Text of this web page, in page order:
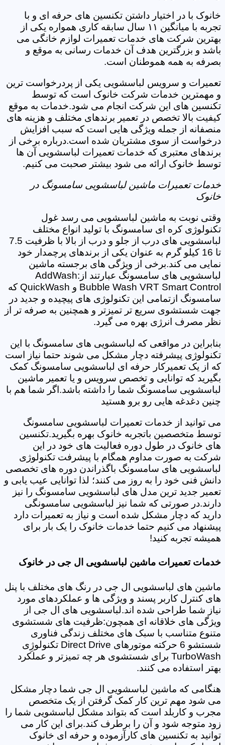
خانوک با در اختیار داشتن تکنسین های حرفه ای و با
تجربه با میانگین ۱۱ سال سابقه کاری همواره یکی از
بهترین شرکت های خدمات تعمیرات لوازم خانگی می
باشد و بزرگترین هدف آن خدمات رسانی به موقع و
بصرفه به همه هموطنان است.
تعمیرات و سرویس لباسشویی یکی از پردرخواست ترین
و مهمترین خدمات شرکت خانوک است که توسط
تکنسین های این شرکت انجام می شود.خدمات به موقع
کیفیت بالا تخصص در تعمیر برندهای مختلف و هزینه های
منصفانه از جمله ویژگی هایی است که سبب افزایش
درخواست از سوی مشتریان شده است.درباره برخی از
برندهای معتبری که خدمات تعمیرات لباسشویی آن ها
توسط خانوک ارائه می شود بیشتر صحبت می کنیم.
خدمات تعمیرات ماشین لباسشویی سامسونگ در
خانوک
وقتی نوبت به ماشین لباسشویی می رسد غول
تکنولوژی کره ای سامسونگ با تولید انواع مختلف
لباسشویی های درب از جلو و درب از بالا با ظرفیت 7.5
تا 16 کیلو گرم به عنوان یکی از برندهای پرچمدار خود
نمایی می کند.برخی از ویژگی های برجسته ماشین
لباسشویی های سامسونگ عبارتند از:AddWash
Bubble Wash VRT Smart Control و QuickWash که
سامسونگ ازتمامی این تکنولوژی های پیچیده و جدید در
جهت شستشوی سریع تر تمیزتر و همچنین به صرفه تر از
نظر مصرف انرژی بهره می گیرد.
بنابراین در مواقعی که لباسشویی های سامسونگ با این
تکنولوژی پیشرفته دچار مشکل می شوند حتما نیاز است
که از یک تعمیرکار حرفه ای لباسشویی سامسونگ کمک
بگیرید که توانایی و تخصص سرویس و یا تعمیر ماشین
لباسشویی سامسونگ شما را داشته باشد.اگر شما هم با
چنین دغدغه هایی رو برو هستید
می توانید از خدمات تعمیرات لباسشویی سامسونگ
توسط متخصصین باتجربه خانوک بهره بگیرید.تکنسین
های خانوک در طول دوره فعالیت های خود در این
شرکت به صورت مداوم همگام با پیشرفت تکنولوژی
لباسشویی های سامسونگ باگذراندن دوره های تخصصی
دانش فنی خود را به روز می کنند؛ لذا توانایی عیب یابی و
تعمیر جدید ترین مدل های لباسشویی سامسونگ را نیز
دارند.در صورتی که شما نیز لباسشویی سامسونگی
دارید که دچار مشکل شده است و نیاز به تعمیرات دارد
پیشنهاد می کنیم حتما خدمات خانوک را یک بار برای
همیشه تجربه کنید!
خدمات تعمیرات ماشین لباسشویی ال جی در خانوک
ماشین های لباسشویی ال جی در رنگ های مختلف با پنل
های کنترل کاربر پسند و ویژگی ها و عملکردهای مورد
نیاز شما طراحی شده اند.لباسشویی های ال جی از
ویژگی های خلاقانه ای همچون:ظرفیت های شستشوی
متنوع متناسب با سبک های مختلف زندگی فناوری
شستشو 6 حرکته موتورهای Direct Drive تکنولوژِی
TurboWash برای شستشوی هر چه تمیزتر و عملکرد
بهتر استفاده می کنند.
هنگامی که ماشین لباسشویی ال جی شما دچار مشکل
می شود مهم ترین کار کمک گرفتن از یک متخصص
مجرب و کاربلد است که بتواند مشکل لباسشویی شما را
زود متوجه شود و آن را برطرف کند.برای این کار می
توانید به تکنسین های کارآزموده و حرفه ای خانوک